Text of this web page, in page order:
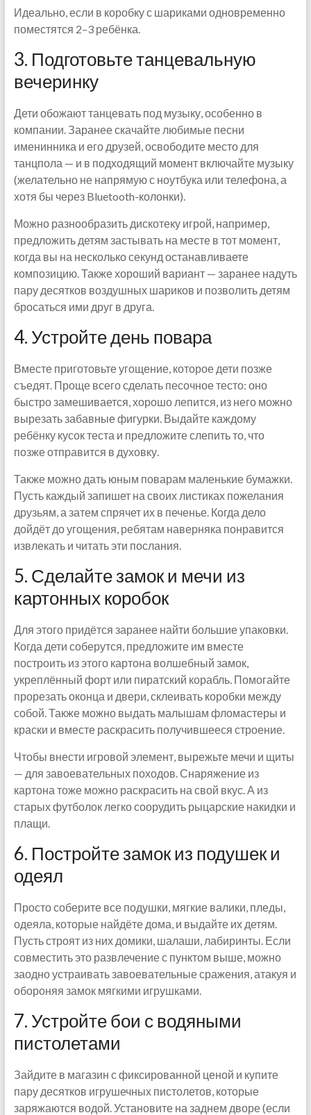
Идеально, если в коробку с шариками одновременно
поместятся 2–3 ребёнка.
3. Подготовьте танцевальную
вечеринку
Дети обожают танцевать под музыку, особенно в
компании. Заранее скачайте любимые песни
именинника и его друзей, освободите место для
танцпола — и в подходящий момент включайте музыку
(желательно не напрямую с ноутбука или телефона, а
хотя бы через Bluetooth-колонки).
Можно разнообразить дискотеку игрой, например,
предложить детям застывать на месте в тот момент,
когда вы на несколько секунд останавливаете
композицию. Также хороший вариант — заранее надуть
пару десятков воздушных шариков и позволить детям
бросаться ими друг в друга.
4. Устройте день повара
Вместе приготовьте угощение, которое дети позже
съедят. Проще всего сделать песочное тесто: оно
быстро замешивается, хорошо лепится, из него можно
вырезать забавные фигурки. Выдайте каждому
ребёнку кусок теста и предложите слепить то, что
позже отправится в духовку.
Также можно дать юным поварам маленькие бумажки.
Пусть каждый запишет на своих листиках пожелания
друзьям, а затем спрячет их в печенье. Когда дело
дойдёт до угощения, ребятам наверняка понравится
извлекать и читать эти послания.
5. Сделайте замок и мечи из
картонных коробок
Для этого придётся заранее найти большие упаковки.
Когда дети соберутся, предложите им вместе
построить из этого картона волшебный замок,
укреплённый форт или пиратский корабль. Помогайте
прорезать оконца и двери, склеивать коробки между
собой. Также можно выдать малышам фломастеры и
краски и вместе раскрасить получившееся строение.
Чтобы внести игровой элемент, вырежьте мечи и щиты
— для завоевательных походов. Снаряжение из
картона тоже можно раскрасить на свой вкус. А из
старых футболок легко соорудить рыцарские накидки и
плащи.
6. Постройте замок из подушек и
одеял
Просто соберите все подушки, мягкие валики, пледы,
одеяла, которые найдёте дома, и выдайте их детям.
Пусть строят из них домики, шалаши, лабиринты. Если
совместить это развлечение с пунктом выше, можно
заодно устраивать завоевательные сражения, атакуя и
обороняя замок мягкими игрушками.
7. Устройте бои с водяными
пистолетами
Зайдите в магазин с фиксированной ценой и купите
пару десятков игрушечных пистолетов, которые
заряжаются водой. Установите на заднем дворе (если